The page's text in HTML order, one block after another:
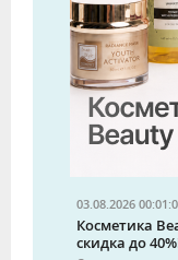
03.08.2026
Косметика
скидка до